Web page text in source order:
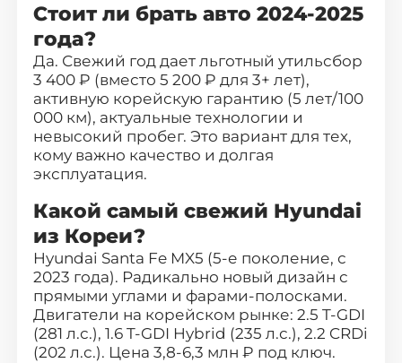
Стоит ли брать авто 2024-2025
года?
Да. Свежий год дает льготный утильсбор
3 400 ₽ (вместо 5 200 ₽ для 3+ лет),
активную корейскую гарантию (5 лет/100
000 км), актуальные технологии и
невысокий пробег. Это вариант для тех,
кому важно качество и долгая
эксплуатация.
Какой самый свежий Hyundai
из Кореи?
Hyundai Santa Fe MX5 (5-е поколение, с
2023 года). Радикально новый дизайн с
прямыми углами и фарами-полосками.
Двигатели на корейском рынке: 2.5 T-GDI
(281 л.с.), 1.6 T-GDI Hybrid (235 л.с.), 2.2 CRDi
(202 л.с.). Цена 3,8-6,3 млн ₽ под ключ.